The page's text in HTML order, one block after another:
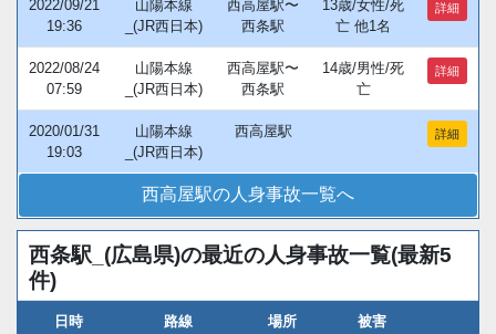
2022/09/21
19:36
山陽本線
_(JR西日本)
西高屋駅〜
西条駅
13歳/女性/死
亡 他1名
詳細
2022/08/24
07:59
山陽本線
_(JR西日本)
西高屋駅〜
西条駅
14歳/男性/死
亡
詳細
2020/01/31
19:03
山陽本線
_(JR西日本)
西高屋駅 詳細
西高屋駅の人身事故一覧へ
西条駅_(広島県)の最近の人身事故一覧(最新5
件)
日時 路線 場所 被害